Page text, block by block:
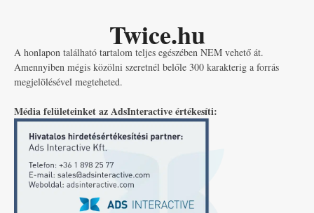
Twice.hu
A honlapon található tartalom teljes egészében NEM vehető át.
Amennyiben mégis közölni szeretnél belőle 300 karakterig a forrás
megjelölésével megteheted.
Média felületeinket az AdsInteractive értékesíti: